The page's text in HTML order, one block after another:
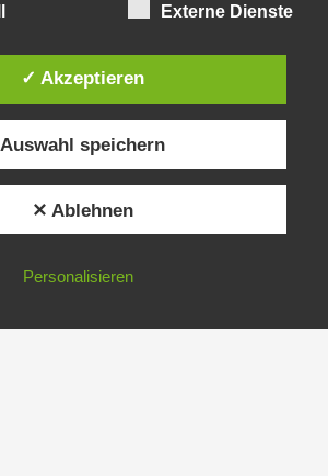
Externe Dienste
✓ Akzeptieren
Auswahl speichern
✕ Ablehnen
Personalisieren